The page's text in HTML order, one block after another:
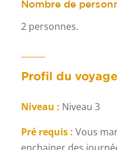
Nombre de
2 personnes.
Profil du
Niveau : Niveau 3
Pré requis : Vous